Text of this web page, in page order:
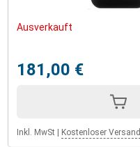
Ausverkauft
181,00 €
Inkl. MwSt Kostenloser Versand